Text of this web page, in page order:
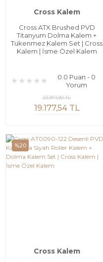
Cross Kalem
Cross ATX Brushed PVD
Titanyum Dolma Kalem +
Tükenmez Kalem Set | Cross
Kalem | İsme Özel Kalem
0.0 Puan - 0
Yorum
19.177,54 TL
23.971,92 TL
%20
Cross Kalem